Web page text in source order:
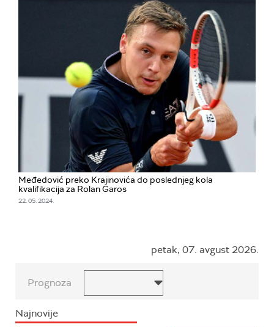
Međedović preko Krajinovića do poslednjeg kola
kvalifikacija za Rolan Garos
22. 05. 2024.
petak, 07. avgust 2026.
Prognoza
Najnovije